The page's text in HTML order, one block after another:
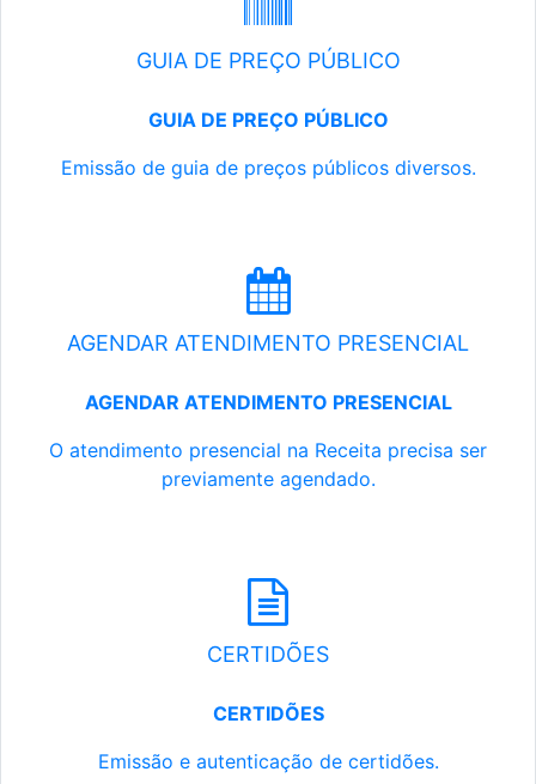
GUIA DE PREÇO PÚBLICO
GUIA DE PREÇO PÚBLICO
Emissão de guia de preços públicos diversos.
AGENDAR ATENDIMENTO PRESENCIAL
AGENDAR ATENDIMENTO PRESENCIAL
O atendimento presencial na Receita precisa ser
previamente agendado.
CERTIDÕES
CERTIDÕES
Emissão e autenticação de certidões.